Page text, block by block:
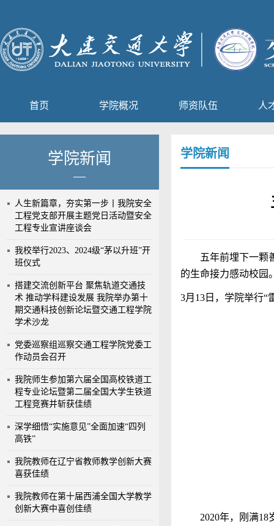
首页 学院概况 师资队伍 人
学院新闻
人生新篇章，夯实第一步丨我院安全
工程党支部开展主题党日活动暨安全
工程专业宣讲座谈会
我校举行2023、2024级“茅以升班”开
班仪式
搭建交流创新平台 聚焦轨道交通技
术 推动学科建设发展 我院举办第十
期交通科技创新论坛暨交通工程学院
学术沙龙
党委巡察组巡察交通工程学院党委工
作动员会召开
我院师生参加第六届全国高校铁道工
程专业论坛暨第二届全国大学生铁道
工程竞赛并斩获佳绩
深学细悟“实施意见”全面加速“四列
高铁”
我院教师在辽宁省教师教学创新大赛
喜获佳绩
我院教师在第十届西浦全国大学教学
创新大赛中喜创佳绩
学院新闻
五年前埋下一颗
的生命接力感动校园
3月 13 日，学院举行“
2020年，刚满18